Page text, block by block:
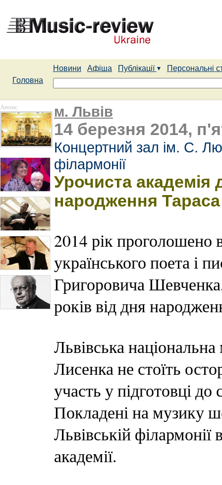
Новини Афіша Публікації
Персональні
Головна
Анонс м. Львів
14 березня 2014,
Концертний зал ім. С.
філармонії
Урочиста академія
народження
2014 рік проголошено
українського поета і
Григоровича
років від дня
Львівська
Лисенка не стоїть
участь у підготовці до
Покладені на музику
Львівській
академії.